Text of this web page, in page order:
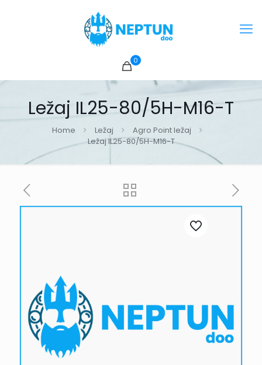
0
Ležaj IL25-80/5H-M16-T
Home Ležaj
Agro Point ležaj
Ležaj IL25-80/5H-M16-T